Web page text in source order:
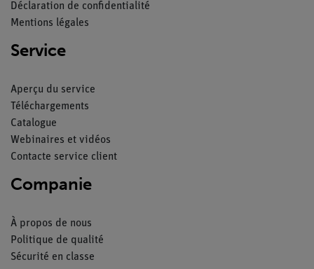
Déclaration de confidentialité
Mentions légales
Service
Aperçu du service
Téléchargements
Catalogue
Webinaires et vidéos
Contacte service client
Companie
À propos de nous
Politique de qualité
Sécurité en classe